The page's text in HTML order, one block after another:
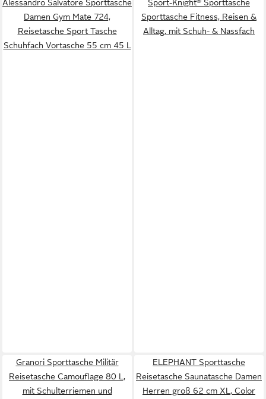
Alessandro Salvatore Sporttasche
Damen Gym Mate 724,
Reisetasche Sport Tasche
Schuhfach Vortasche 55 cm 45 L
Sport-Knight® Sporttasche
Sporttasche Fitness, Reisen &
Alltag, mit Schuh- & Nassfach
Granori Sporttasche Militär
Reisetasche Camouflage 80 L,
mit Schulterriemen und
ELEPHANT Sporttasche
Reisetasche Saunatasche Damen
Herren groß 62 cm XL, Color